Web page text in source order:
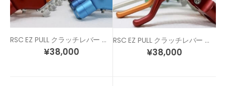
RSC EZ PULL クラッチレバー トリガーモデル
¥38,000
RSC EZ PULL クラッチレバー ボーンモデル
¥38,000